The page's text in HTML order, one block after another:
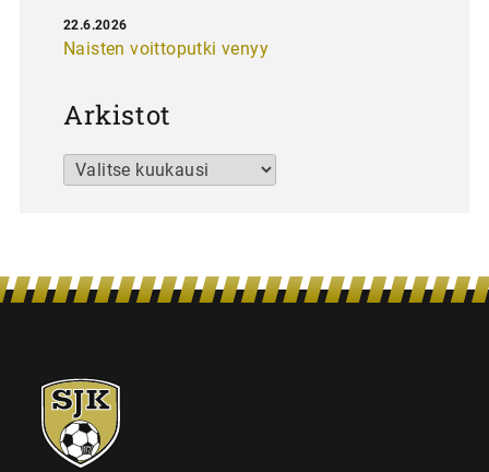
Naisten voittoputki venyy
22.6.2026
Arkistot
Arkistot
SJK-
juniorit